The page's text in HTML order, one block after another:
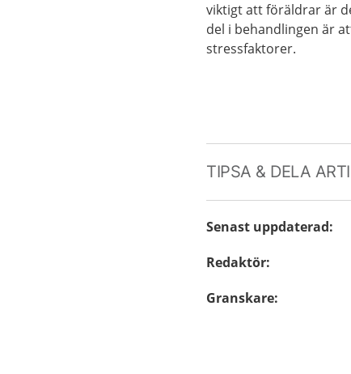
viktigt att föräldrar är
del i behandlingen är
stressfaktorer.
TIPSA & DELA
Senast uppdaterad:
Redaktör:
Granskare: